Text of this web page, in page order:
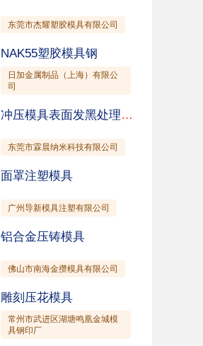
东莞市杰耀塑胶模具有限公司
NAK55塑胶模具钢
日加金属制品（上海）有限公
司
冲压模具表面发黑处理，模具表面防拉伤粘膜涂层处理
东莞市霖晨纳米科技有限公司
面罩注塑模具
广州导新模具注塑有限公司
铝合金压铸模具
佛山市南海金攒模具有限公司
雕刻压花模具
常州市武进区湖塘鸣凰金城模
具钢印厂